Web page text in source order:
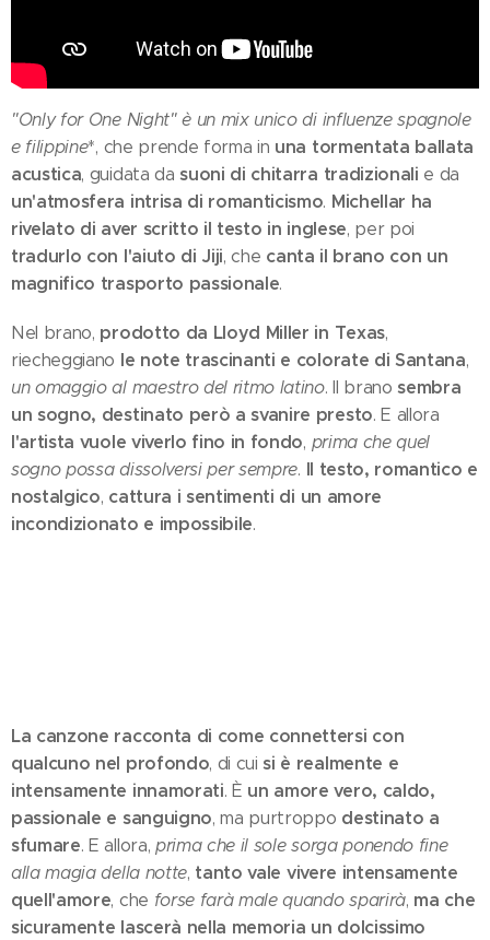
"Only for One Night" è un mix unico di influenze spagnole
e filippine*, che prende forma in una tormentata ballata
acustica, guidata dasuoni di chitarra tradizionali e da
un'atmosfera intrisa di romanticismo. Michellar ha
rivelato di aver scritto il testo in inglese, per poi
tradurlo con l'aiuto di Jiji, che canta il brano con un
magnifico trasporto passionale.
Nel brano, prodotto da Lloyd Miller in Texas,
riecheggiano le note trascinanti e colorate di Santana,
un omaggio al maestro del ritmo latino. Il branosembra
un sogno, destinato però a svanire presto. E allora
l'artista vuole viverlo fino in fondo, prima che quel
sogno possa dissolversi per sempre. Il testo, romantico e
nostalgico, cattura i sentimenti di un amore
incondizionato e impossibile.
La canzone racconta di come connettersi con
qualcuno nel profondo, di cuisi è realmente e
intensamente innamorati. È un amore vero, caldo,
passionale e sanguigno, ma purtroppo destinato a
sfumare. E allora, prima che il sole sorga ponendo fine
alla magia della notte, tanto vale vivere intensamente
quell'amore, che forse farà male quando sparirà, ma che
sicuramente lascerà nella memoria un dolcissimo